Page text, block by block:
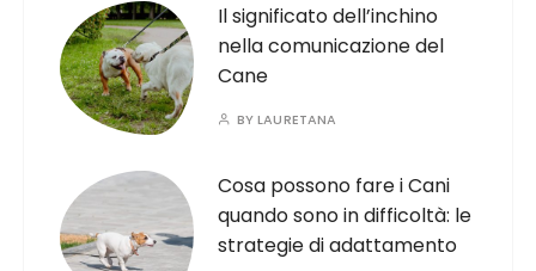
Il significato dell’inchino
nella comunicazione del
Cane
BYLAURETANA
Cosa possono fare i Cani
quando sono in difficoltà: le
strategie di adattamento